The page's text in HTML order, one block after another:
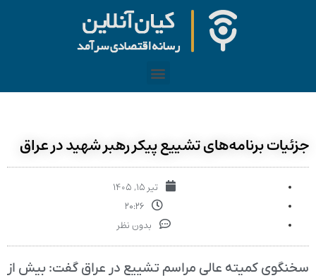
جزئیات برنامه‌های تشییع پیکر رهبر شهید در عراق
تیر ۱۵, ۱۴۰۵
۲۰:۲۶
بدون نظر
سخنگوی کمیته عالی مراسم تشییع در عراق گفت: بیش از